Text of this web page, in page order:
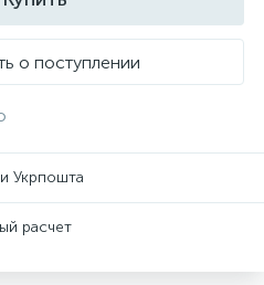
о поступлении
Укрпошта
расчет